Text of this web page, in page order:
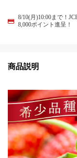
8/10(月)10:00まで！
8,000ポイント進呈！
商品説明